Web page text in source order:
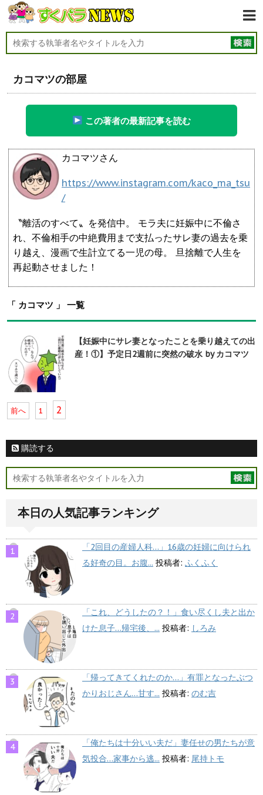
カコマツの部屋
この著者の最新記事を読む
カコマツさん
https://www.instagram.com/kaco_ma_tsu
/
〝離活のすべて〟を発信中。 モラ夫に妊娠中に不倫さ
れ、不倫相手の中絶費用まで支払ったサレ妻の過去を乗
り越え、漫画で生計立てる一児の母。 旦捨離で人生を
再起動させました！
「 カコマツ 」 一覧
【妊娠中にサレ妻となったことを乗り越えての出
産！①】予定日2週前に突然の破水 by カコマツ
前へ 1 2
購読する
本日の人気記事ランキング
「2回目の産婦人科…」16歳の妊婦に向けられ
る好奇の目。お腹... 投稿者: ふくふく
「これ、どうしたの？！」食い尽くし夫と出か
けた息子…帰宅後、... 投稿者: しろみ
「帰ってきてくれたのか…」有罪となったぶつ
かりおじさん…甘す... 投稿者: のむ吉
「俺たちは十分いい夫だ」妻任せの男たちが意
気投合…家事から逃... 投稿者: 尾持トモ